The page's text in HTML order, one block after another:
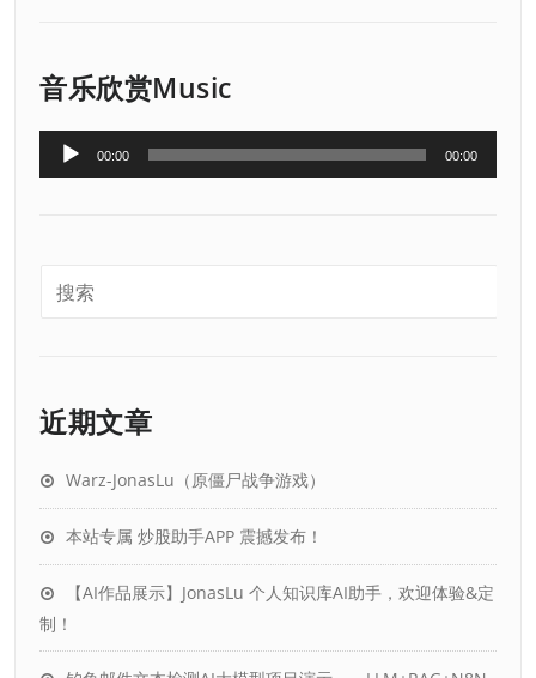
音乐欣赏Music
频
00:00 00:00
近期文章
Warz-JonasLu（原僵尸战争游戏）
本站专属 炒股助手APP 震撼发布！
【AI作品展示】JonasLu 个人知识库AI助手，欢迎体验&定
制！